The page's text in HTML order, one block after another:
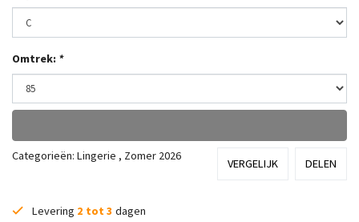
Omtrek: *
Categorieën: Lingerie , Zomer 2026
VERGELIJK DELEN
Levering 2 tot 3 dagen